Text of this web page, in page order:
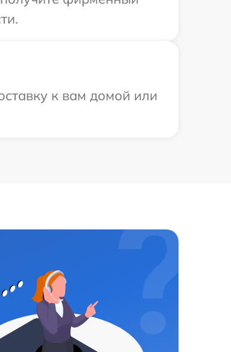
к вам домой или